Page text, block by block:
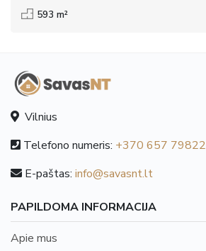
593 m²
Vilnius
Telefono numeris: +370 657 79822
E-paštas: info@savasnt.lt
PAPILDOMA INFORMACIJA
Apie mus